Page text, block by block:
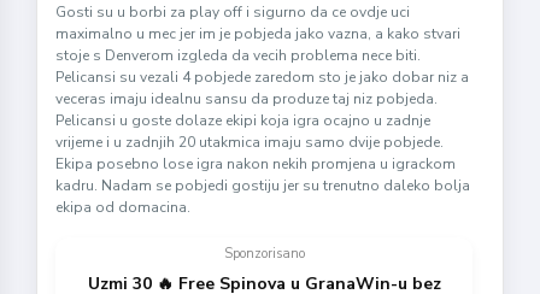
Gosti su u borbi za play off i sigurno da ce ovdje uci
maximalno u mec jer im je pobjeda jako vazna, a kako stvari
stoje s Denverom izgleda da vecih problema nece biti.
Pelicansi su vezali 4 pobjede zaredom sto je jako dobar niz a
veceras imaju idealnu sansu da produze taj niz pobjeda.
Pelicansi u goste dolaze ekipi koja igra ocajno u zadnje
vrijeme i u zadnjih 20 utakmica imaju samo dvije pobjede.
Ekipa posebno lose igra nakon nekih promjena u igrackom
kadru. Nadam se pobjedi gostiju jer su trenutno daleko bolja
ekipa od domacina.
Sponzorisano
Uzmi 30 🔥 Free Spinova u GranaWin-u bez